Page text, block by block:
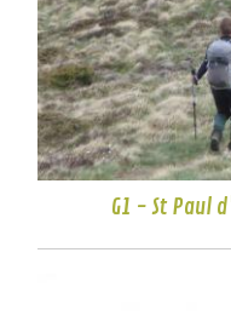
G1 - St Paul